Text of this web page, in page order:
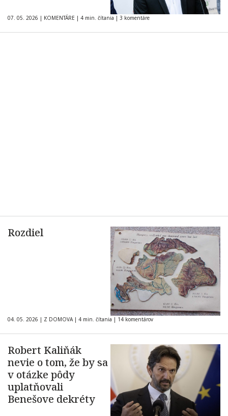
07. 05. 2026 | KOMENTÁRE | 4 min. čítania | 3 komentáre
Rozdiel
04. 05. 2026 | Z DOMOVA | 4 min. čítania | 14 komentárov
Robert Kaliňák
nevie o tom, že by sa
v otázke pôdy
uplatňovali
Benešove dekréty